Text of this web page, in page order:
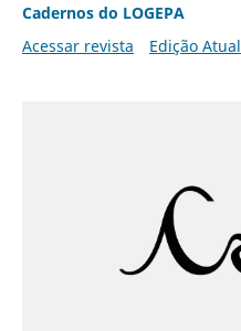
Cadernos do LOGEPA
Acessar revista
Edição Atual